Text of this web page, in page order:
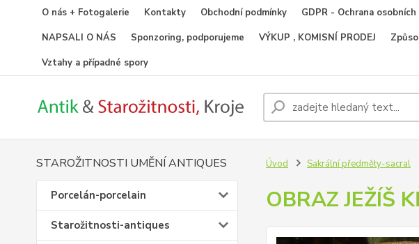
O nás + Fotogalerie Kontakty Obchodní podmínky GDPR - Ochrana osobních
NAPSALI O NÁS
Sponzoring, podporujeme VÝKUP , KOMISNÍ PRODEJ
Vztahy a případné spory
STAROŽITNOSTI UMĚNÍ ANTIQUES
Porcelán-porcelain
Starožitnosti-antiques
Úvod Sakrální předměty-sacral
OBRAZ JEŽÍŠ